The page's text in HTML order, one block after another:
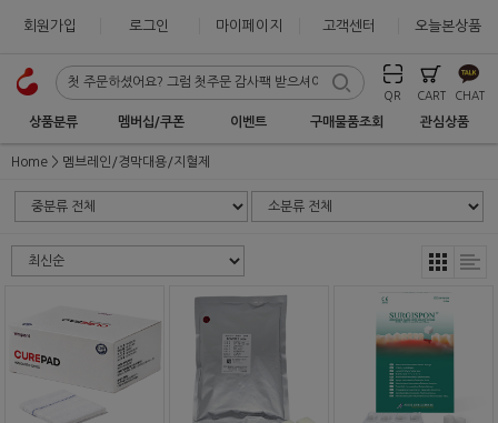
회원가입 로그인 마이페이지 고객센터 오늘본상품
QR CART CHAT
상품분류 멤버십/쿠폰 이벤트 구매물품조회 관심상품
Home 멤브레인/경막대용/지혈제